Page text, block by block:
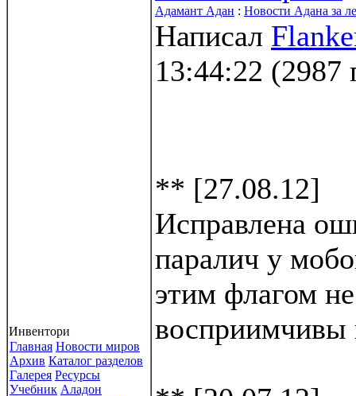
Инвентори
Главная Новости миров
Архив Каталог разделов
Галерея Ресурсы
Учебник Аладон
Адамант Адан : Новости Адана за
Написал
13:44:22 (2987
** [27.08.12]
Исправлена
паралич у
этим флагом
восприимчивы